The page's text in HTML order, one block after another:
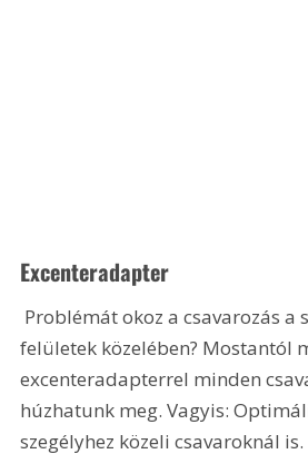
Excenteradapter
felületek közelében? Mostantól
excenteradapterrel minden
húzhatunk meg. Vagyis:
szegélyhez közeli csavaroknál is.